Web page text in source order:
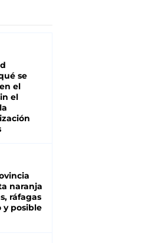
se
el
el
naranja
ráfagas
y posible